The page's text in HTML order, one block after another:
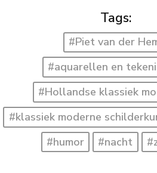
Tags:
#Piet van der
#aquarellen en
#Hollandse klassiek
#klassiek moderne
#humor
#nacht